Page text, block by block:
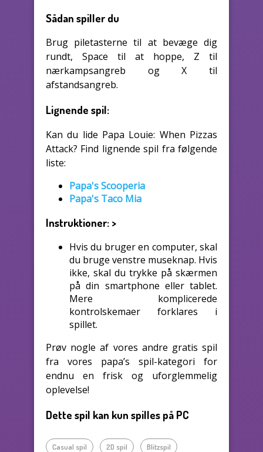
Sådan spiller du
Brug piletasterne til at bevæge dig
rundt, Space til at hoppe, Z til
nærkampsangreb og X til
afstandsangreb.
Lignende spil:
Kan du lide Papa Louie: When Pizzas
Attack? Find lignende spil fra følgende
liste:
Papa's Scooperia
Papa's Taco Mia
Instruktioner: >
Hvis du bruger en computer, skal
du bruge venstre museknap. Hvis
ikke, skal du trykke på skærmen
på din smartphone eller tablet.
Mere komplicerede
kontrolskemaer forklares i
spillet.
Prøv nogle af vores andre gratis spil
fra vores papa’s spil-kategori for
endnu en frisk og uforglemmelig
oplevelse!
Dette spil kan kun spilles på PC
Casual spil 2D spil Blitzspil